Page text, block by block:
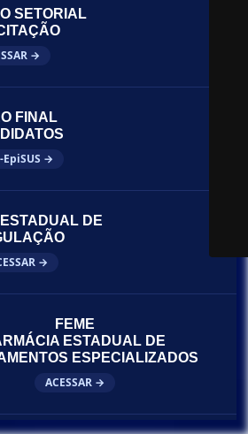
SETORIAL
→
FINAL
→
DE
→
FEME
ESTADUAL DE
ESPECIALIZADOS
ACESSAR →